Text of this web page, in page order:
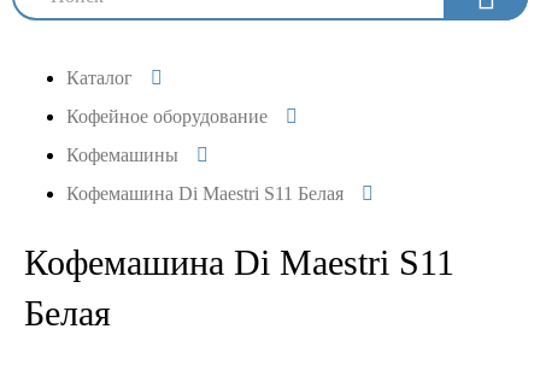
Каталог
Кофейное оборудование
Кофемашины
Кофемашина Di Maestri S11 Белая
Кофемашина Di Maestri S11
Белая